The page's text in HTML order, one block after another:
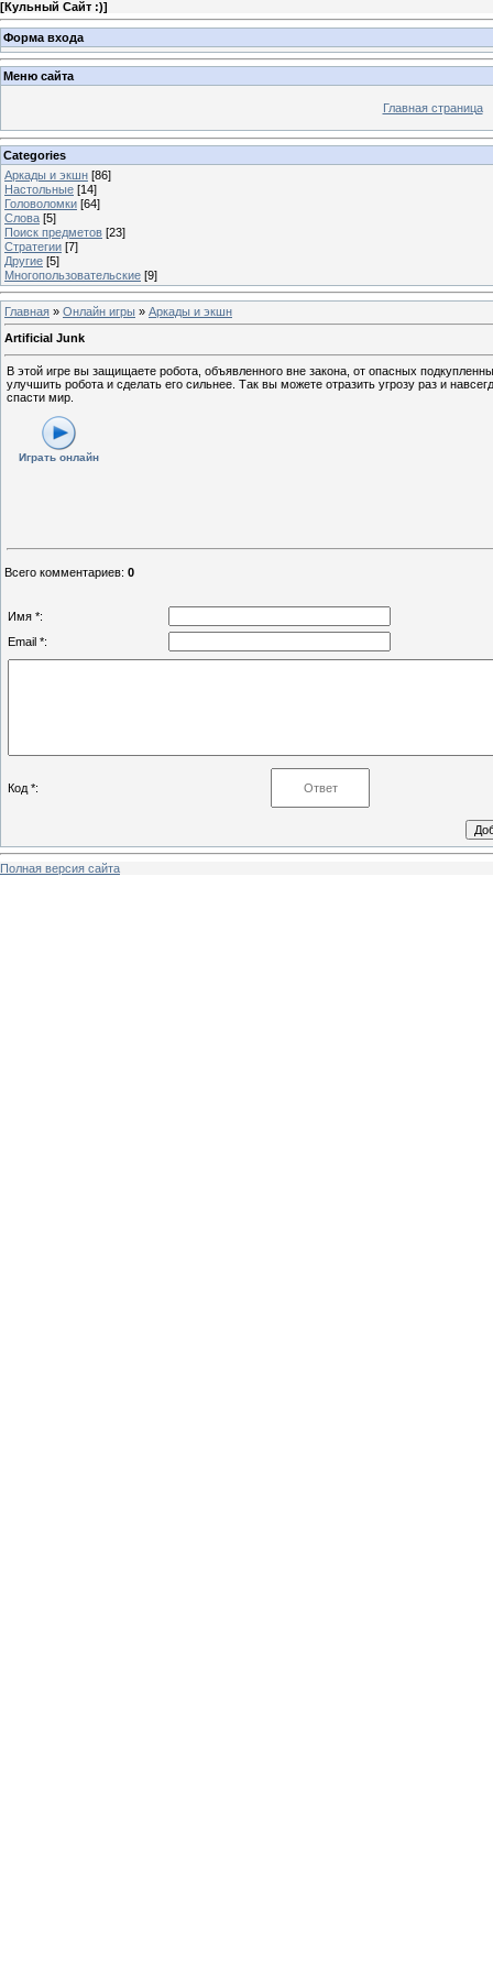
[Кульный Сайт :)]
Форма входа
Меню сайта
Главная страница
Categories
Аркады и экшн [86]
Настольные [14]
Головоломки [64]
Слова [5]
Поиск предметов [23]
Стратегии [7]
Другие [5]
Многопользовательские [9]
Главная » Онлайн игры » Аркады и экшн
Artificial Junk
В этой игре вы защищаете робота, объявленного вне закона, от опасных
улучшить робота и сделать его сильнее. Так вы можете отразить угрозу раз и
спасти мир.
Играть онлайн
Всего комментариев: 0
Имя *:
Email *:
Код *:
Полная версия сайта